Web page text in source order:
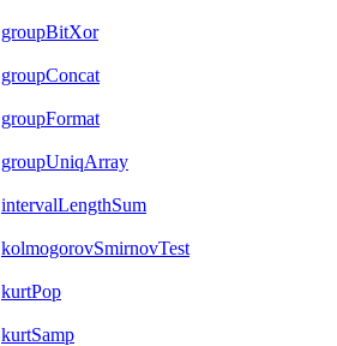
groupBitXor
groupConcat
groupFormat
groupUniqArray
intervalLengthSum
kolmogorovSmirnovTest
kurtPop
kurtSamp